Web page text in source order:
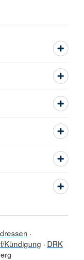
Kündigung
DRK